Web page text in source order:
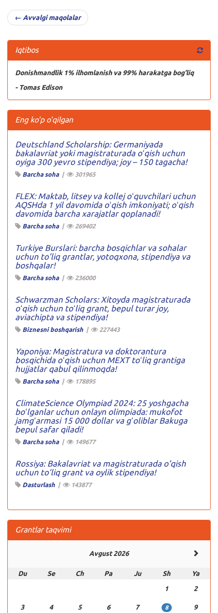
← Avvalgi maqolalar
Iqtibos
Donishmandlik 1% ilhomlanish va 99% harakatga bog’liq
- Tomas Edison
Eng ko'p o'qilgan
Deutschland Scholarship: Germaniyada
bakalavriat yoki magistraturada oʻqish uchun
oyiga 300 yevro stipendiya; joy – 150 tagacha!
Barcha soha| 301965
FLEX: Maktab, litsey va kollej oʻquvchilari uchun
AQSHda 1 yil davomida oʻqish imkoniyati; oʻqish
davomida barcha xarajatlar qoplanadi!
Barcha soha| 269402
Turkiye Burslari: barcha bosqichlar va sohalar
uchun to’liq grantlar, yotoqxona, stipendiya va
boshqalar!
Barcha soha| 236000
Schwarzman Scholars: Xitoyda magistraturada
oʻqish uchun toʻliq grant, bepul turar joy,
aviachipta va stipendiya!
Biznesni boshqarish | 227443
Yaponiya: Magistratura va doktorantura
bosqichida oʻqish uchun MEXT toʻliq grantiga
hujjatlar qabul qilinmoqda!
Barcha soha| 178895
ClimateScience Olympiad 2024: 25 yoshgacha
boʻlganlar uchun onlayn olimpiada: mukofot
jamgʻarmasi 15 000 dollar va gʻoliblar Bakuga
bepul safar qiladi!
Barcha soha| 149677
Rossiya: Bakalavriat va magistraturada o’qish
uchun to’liq grant va oylik stipendiya!
Dasturlash | 143877
Grantlar taqvimi
Avgust 2026
Du Se Ch Pa Ju Sh
Ya
1
2
3 4 5 6 7 8 9